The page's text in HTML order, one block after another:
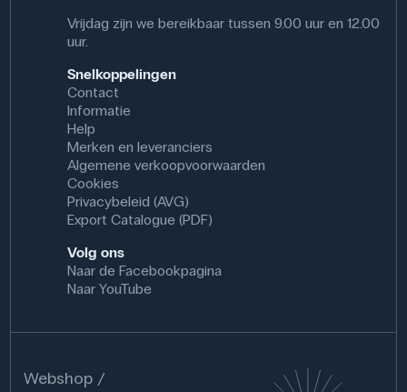
Vrijdag zijn we bereikbaar tussen 9.00 uur en 12.00
uur.
Snelkoppelingen
Contact
Informatie
Help
Merken en leveranciers
Algemene verkoopvoorwaarden
Cookies
Privacybeleid (AVG)
Export Catalogue (PDF)
Volg ons
Naar de Facebookpagina
Naar YouTube
Webshop